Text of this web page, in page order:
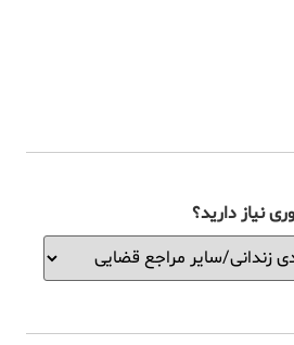
نیاز دارید؟